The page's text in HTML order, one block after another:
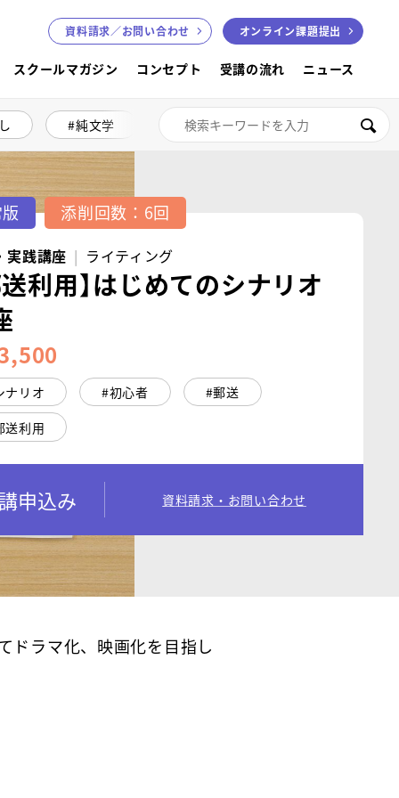
スクールマガジン コンセプト 受講の流れ ニュース
資料請求／お問い合わせ オンライン課題提出
純文学 絵本講座 色鉛筆画
添削回数：6回
実践講座 ライティング
送利用】はじめてのシナリオ
ナリオ 初心者
郵送
送利用
申込み 資料請求・お問い合わせ
ドラマ化、映画化を目指し